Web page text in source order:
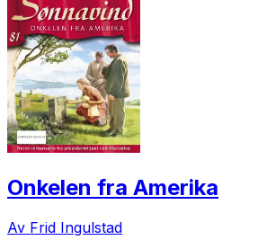
Onkelen fra Amerika
Av Frid Ingulstad